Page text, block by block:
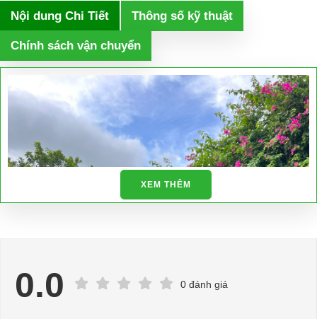
Nội dung Chi Tiết Thông số kỹ thuật
Chính sách vận chuyển
XEM THÊM
0.0 0 đánh giá